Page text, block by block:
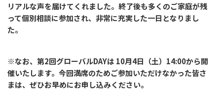
リアルな声を届けてくれました。終了後も多くのご家庭が残
って個別相談に参加され、非常に充実した一日となりまし
た。
※なお、第2回グローバルDAYは 10月4日（土）14:00から開
催いたします。今回満席のためご参加いただけなかった皆さ
まは、ぜひお早めにお申し込みください。